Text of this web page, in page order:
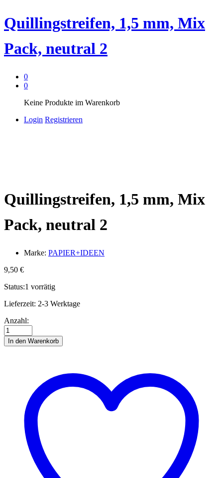
Quillingstreifen, 1,5 mm, Mix
Pack, neutral 2
0
0
Keine Produkte im Warenkorb
Login Registrieren
Quillingstreifen, 1,5 mm, Mix
Pack, neutral 2
Marke: PAPIER+IDEEN
9,50 €
Status:1 vorrätig
Lieferzeit: 2-3 Werktage
Quillingstreifen,
1,5
mm,
Mix
Anzahl:
In den Warenkorb